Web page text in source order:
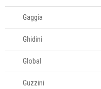
Churrasco
Linha infantil
Panelas
Gaggia
Ghidini
Global
Guzzini